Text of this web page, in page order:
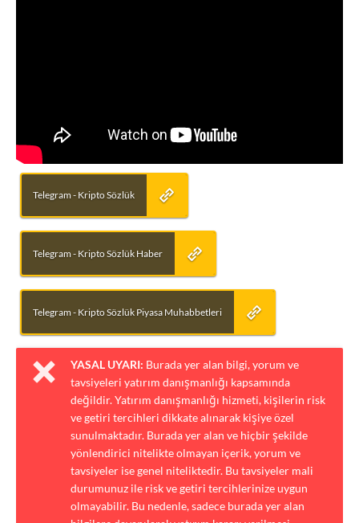
Telegram - Kripto Sözlük
Telegram - Kripto Sözlük Haber
Telegram - Kripto Sözlük Piyasa Muhabbetleri
YASAL UYARI: Burada yer alan bilgi, yorum ve
tavsiyeleri yatırım danışmanlığı kapsamında
değildir. Yatırım danışmanlığı hizmeti, kişilerin risk
ve getiri tercihleri dikkate alınarak kişiye özel
sunulmaktadır. Burada yer alan ve hiçbir şekilde
yönlendirici nitelikte olmayan içerik, yorum ve
tavsiyeler ise genel niteliktedir. Bu tavsiyeler mali
durumunuz ile risk ve getiri tercihlerinize uygun
olmayabilir. Bu nedenle, sadece burada yer alan